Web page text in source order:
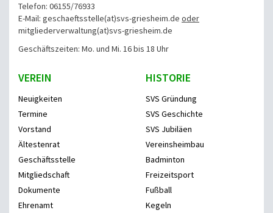
Telefon: 06155/76933
E-Mail: geschaeftsstelle(at)svs-griesheim.de oder
mitgliederverwaltung(at)svs-griesheim.de
Geschäftszeiten: Mo. und Mi. 16 bis 18 Uhr
VEREIN
Neuigkeiten
Termine
Vorstand
Ältestenrat
Geschäftsstelle
Mitgliedschaft
Dokumente
Ehrenamt
HISTORIE
SVS Gründung
SVS Geschichte
SVS Jubiläen
Vereinsheimbau
Badminton
Freizeitsport
Fußball
Kegeln